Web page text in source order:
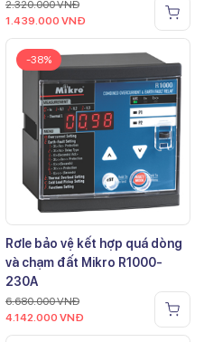
2.320.000VNĐ
1.439.000 VNĐ
-38%
Rơle bảo vệ kết hợp quá dòng
và chạm đất Mikro R1000-
230A
6.680.000VNĐ
4.142.000 VNĐ